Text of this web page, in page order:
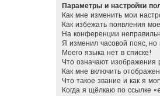
Параметры и настройки
Как мне изменить мои
Как избежать появления
На конференции
Я изменил часовой пояс,
Моего языка нет в списке!
Что означают
Как мне включить
Что такое звание и как я
Когда я щёлкаю по ссылке